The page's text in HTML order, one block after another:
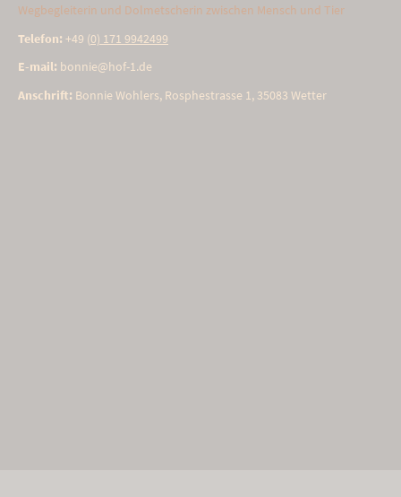
Wegbegleiterin und Dolmetscherin zwischen Mensch und Tier
Telefon: +49 (0) 171 9942499
E-mail: bonnie@hof-1.de
Anschrift: Bonnie Wohlers, Rosphestrasse 1, 35083 Wetter